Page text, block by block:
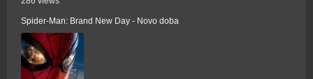
Spider-Man: Brand New Day - Novo doba